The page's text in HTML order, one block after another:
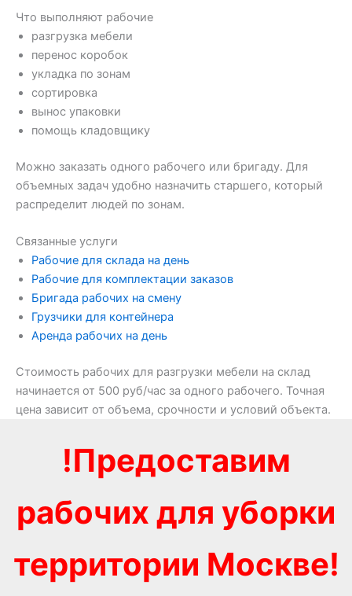
Что выполняют рабочие
разгрузка мебели
перенос коробок
укладка по зонам
сортировка
вынос упаковки
помощь кладовщику
Можно заказать одного рабочего или бригаду. Для
объемных задач удобно назначить старшего, который
распределит людей по зонам.
Связанные услуги
Рабочие для склада на день
Рабочие для комплектации заказов
Бригада рабочих на смену
Грузчики для контейнера
Аренда рабочих на день
Стоимость рабочих для разгрузки мебели на склад
начинается от 500 руб/час за одного рабочего. Точная
цена зависит от объема, срочности и условий объекта.
!Предоставим
рабочих для уборки
территории Москве!